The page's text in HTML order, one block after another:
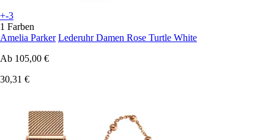
+-3
1 Farben
Amelia Parker Lederuhr Damen Rose Turtle White
Ab 105,00 €
30,31 €